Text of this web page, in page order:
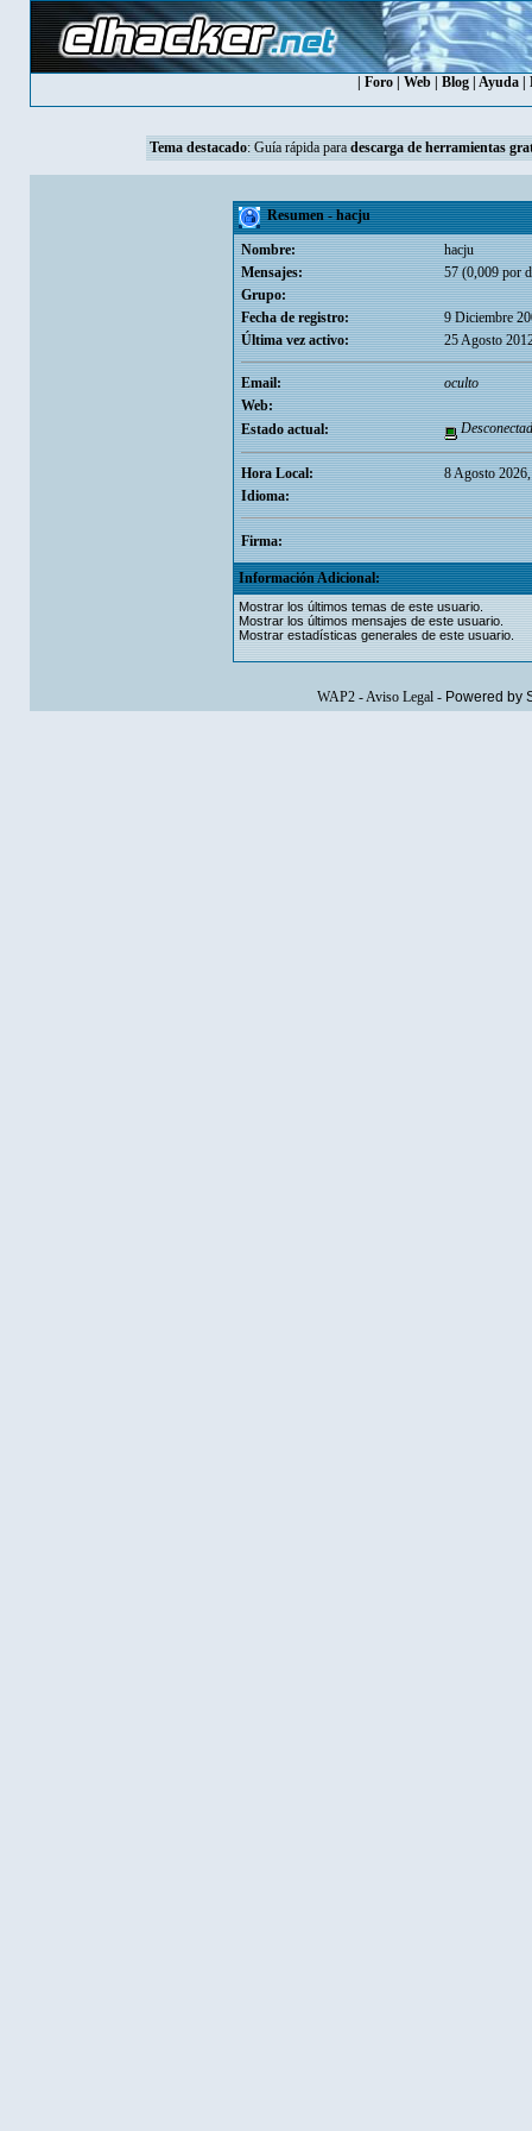
Foro Web Blog Ayuda
Tema destacado: Guía rápida para descarga de herramientas
Resumen - hacju
Nombre:
hacju
Mensajes:
57 (0,009 por
Grupo:
Fecha de registro:
9 Diciembre
Última vez activo:
25 Agosto
Email:
oculto
Web:
Estado actual:
Hora Local:
8 Agosto
Idioma:
Firma:
Información Adicional:
Mostrar los últimos temas de este usuario.
Mostrar los últimos mensajes de este usuario.
Mostrar estadísticas generales de este usuario.
WAP2-Aviso Legal- Powered by